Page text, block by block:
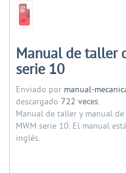
Manual de taller
serie 10
Enviado por manual-
descargado 722 veces.
Manual de taller y manual
MWM serie 10. El manual
inglés.